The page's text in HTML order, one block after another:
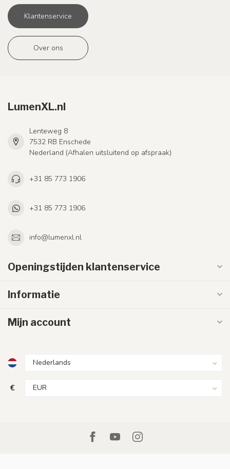
Klantenservice
Over ons
LumenXL.nl
Lenteweg 8
7532 RB Enschede
Nederland (Afhalen uitsluitend op afspraak)
+31 85 773 1906
+31 85 773 1906
info@lumenxl.nl
Openingstijden klantenservice
Informatie
Mijn account
€